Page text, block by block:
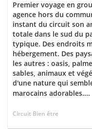
Premier voyage en
agence hors du
instant du circuit son
totale dans le sud du
typique. Des endroits
hébergement. Des
les autres : oasis,
sables, animaux et
d'une nature qui
marocains adorables....
Circuit Bien être